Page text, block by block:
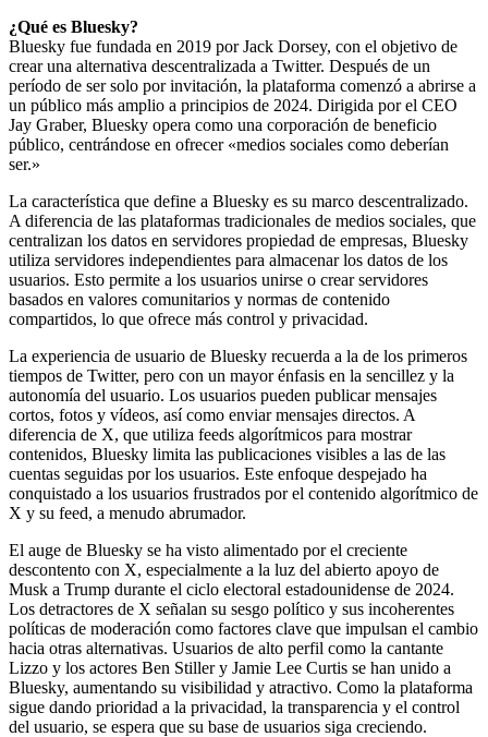
¿Qué es Bluesky?
Bluesky fue fundada en 2019 por Jack Dorsey, con el objetivo de
crear una alternativa descentralizada a Twitter. Después de un
período de ser solo por invitación, la plataforma comenzó a abrirse a
un público más amplio a principios de 2024. Dirigida por el CEO
Jay Graber, Bluesky opera como una corporación de beneficio
público, centrándose en ofrecer «medios sociales como deberían
ser.»
La característica que define a Bluesky es su marco descentralizado.
A diferencia de las plataformas tradicionales de medios sociales, que
centralizan los datos en servidores propiedad de empresas, Bluesky
utiliza servidores independientes para almacenar los datos de los
usuarios. Esto permite a los usuarios unirse o crear servidores
basados en valores comunitarios y normas de contenido
compartidos, lo que ofrece más control y privacidad.
La experiencia de usuario de Bluesky recuerda a la de los primeros
tiempos de Twitter, pero con un mayor énfasis en la sencillez y la
autonomía del usuario. Los usuarios pueden publicar mensajes
cortos, fotos y vídeos, así como enviar mensajes directos. A
diferencia de X, que utiliza feeds algorítmicos para mostrar
contenidos, Bluesky limita las publicaciones visibles a las de las
cuentas seguidas por los usuarios. Este enfoque despejado ha
conquistado a los usuarios frustrados por el contenido algorítmico de
X y su feed, a menudo abrumador.
El auge de Bluesky se ha visto alimentado por el creciente
descontento con X, especialmente a la luz del abierto apoyo de
Musk a Trump durante el ciclo electoral estadounidense de 2024.
Los detractores de X señalan su sesgo político y sus incoherentes
políticas de moderación como factores clave que impulsan el cambio
hacia otras alternativas. Usuarios de alto perfil como la cantante
Lizzo y los actores Ben Stiller y Jamie Lee Curtis se han unido a
Bluesky, aumentando su visibilidad y atractivo. Como la plataforma
sigue dando prioridad a la privacidad, la transparencia y el control
del usuario, se espera que su base de usuarios siga creciendo.